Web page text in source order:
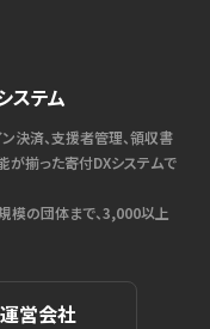
ステム
決済、支援者管理、領収書
が揃った寄付DXシステムで
模の団体まで、3,000以上
運営会社